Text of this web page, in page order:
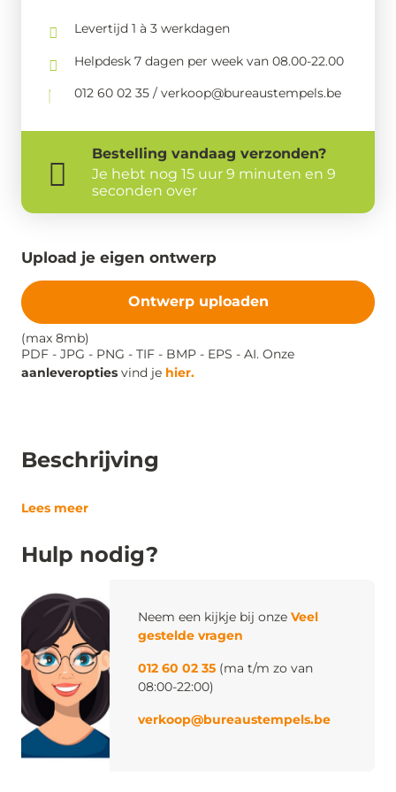
Beschrijving
Lees meer
Hulp nodig?
Neem een kijkje bij onze Veel
gestelde vragen
012 60 02 35 (ma t/m zo van
08:00-22:00)
verkoop@bureaustempels.be
Levertijd 1 à 3 werkdagen
Helpdesk 7 dagen per week van 08.00-22.00
012 60 02 35 / verkoop@bureaustempels.be
Bestelling vandaag verzonden?
Je hebt nog 15 uur 9 minuten en 9
seconden over
Upload je eigen ontwerp
Ontwerp uploaden
(max 8mb)
PDF - JPG - PNG - TIF - BMP - EPS - AI. Onze
aanleveropties vind je hier.